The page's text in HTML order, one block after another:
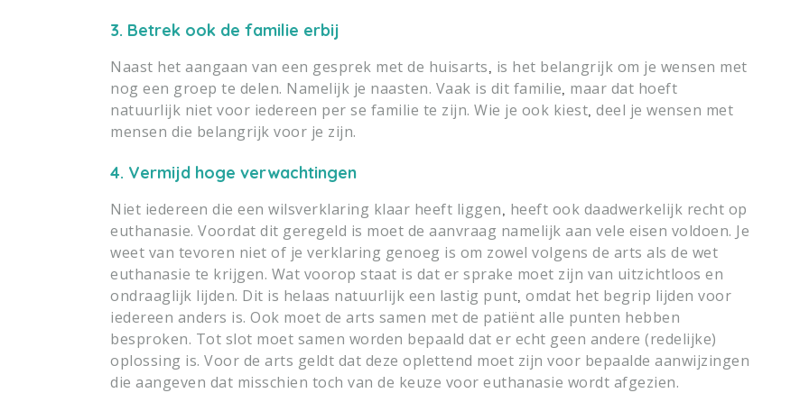
3. Betrek ook de familie erbij
Naast het aangaan van een gesprek met de huisarts is het belangrijk om je wensen met
nog een groep te delen. Namelijk je naasten. Vaak is dit familie maar dat hoeft
natuurlijk niet voor iedereen per se familie te zijn. Wie je ook kiest deel je wensen met
mensen die belangrijk voor je zijn.
4. Vermijd hoge verwachtingen
Niet iedereen die een wilsverklaring klaar heeft liggen heeft ook daadwerkelijk recht op
euthanasie. Voordat dit geregeld is moet de aanvraag namelijk aan vele eisen voldoen. Je
weet van tevoren niet of je verklaring genoeg is om zowel volgens de arts als de wet
euthanasie te krijgen. Wat voorop staat is dat er sprake moet zijn van uitzichtloos en
ondraaglijk lijden. Dit is helaas natuurlijk een lastig punt omdat het begrip lijden voor
iedereen anders is. Ook moet de arts samen met de patiënt alle punten hebben
besproken. Tot slot moet samen worden bepaald dat er echt geen andere (redelijke)
oplossing is. Voor de arts geldt dat deze oplettend moet zijn voor bepaalde aanwijzingen
die aangeven dat misschien toch van de keuze voor euthanasie wordt afgezien.